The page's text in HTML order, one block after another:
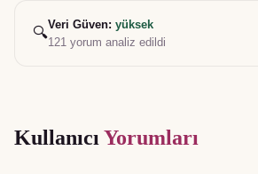
🔍Veri Güven: yüksek
121 yorum analiz edildi
Kullanıcı Yorumları